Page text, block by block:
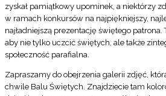
zyskał pamiątkowy upominek, a niektórzy
w ramach konkursów na najpiękniejszy,
najładniejszą prezentację świętego patrona.
aby nie tylko uczcić świętych, ale także
społeczność parafialna.
Zapraszamy do obejrzenia galerii zdjęć,
chwile Balu Świętych. Znajdziecie tam